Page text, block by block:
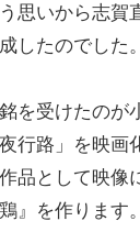
思いから志賀
したのでした。
を受けたの
行路」を映画
品として映像
』を作ります